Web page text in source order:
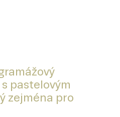
pastelovým
zejména pro